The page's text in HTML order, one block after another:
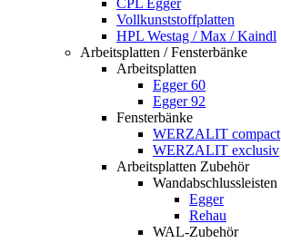
CPL Egger
Vollkunststoffplatten
HPL Westag / Max / Kaindl
Arbeitsplatten / Fensterbänke
Arbeitsplatten
Egger 60
Egger 92
Fensterbänke
WERZALIT compact
WERZALIT exclusiv
Arbeitsplatten Zubehör
Wandabschlussleisten
Egger
Rehau
WAL-Zubehör